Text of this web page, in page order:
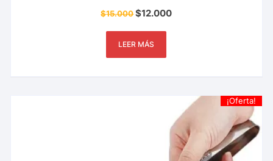
5.00
de 5
$15.000$12.000
LEER MÁS
¡Oferta!